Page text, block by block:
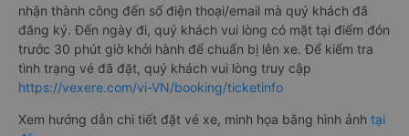
nhận thành công đến số điện thoại/email mà quý khách đã
đăng ký. Đến ngày đi, quý khách vui lòng có mặt tại điểm đón
trước 30 phút giờ khởi hành để chuẩn bị lên xe. Để kiểm tra
tình trạng vé đã đặt, quý khách vui lòng truy cập
https://vexere.com/vi-VN/booking/ticketinfo
Xem hướng dẫn chi tiết đặt vé xe, minh họa bằng hình ảnh tại